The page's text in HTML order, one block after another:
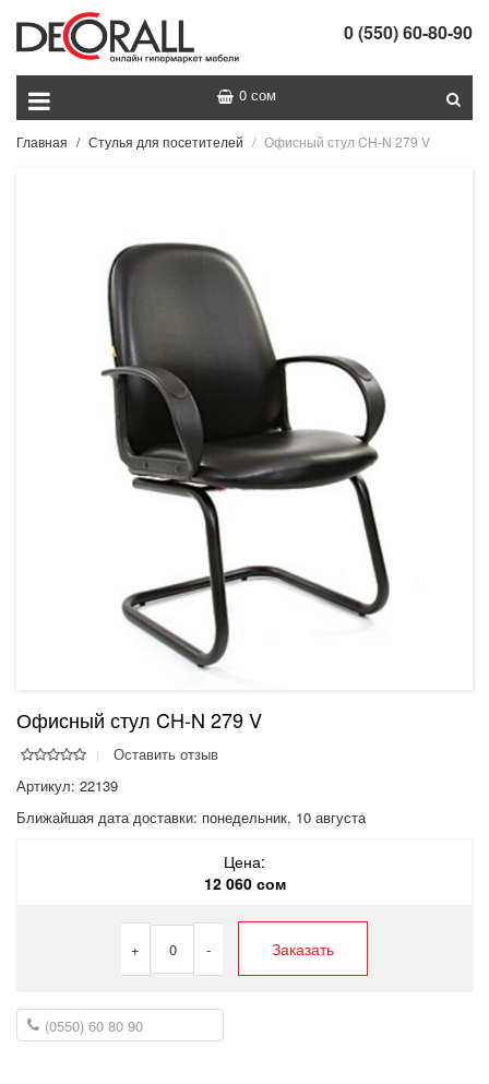
0 (550) 60-80-90
0 сом
Главная Стулья для посетителей Офисный стул CH-N 279 V
Офисный стул CH-N 279 V
Оставить отзыв
Артикул: 22139
Ближайшая дата доставки: понедельник, 10 августа
Цена:
12 060 сом
+ 0 - Заказать